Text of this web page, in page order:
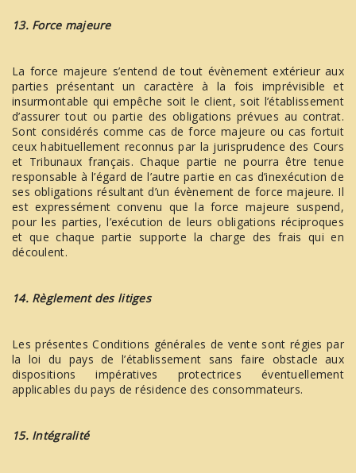
13. Force majeure
La force majeure s’entend de tout évènement extérieur aux
parties présentant un caractère à la fois imprévisible et
insurmontable qui empêche soit le client, soit l’établissement
d’assurer tout ou partie des obligations prévues au contrat.
Sont considérés comme cas de force majeure ou cas fortuit
ceux habituellement reconnus par la jurisprudence des Cours
et Tribunaux français. Chaque partie ne pourra être tenue
responsable à l’égard de l’autre partie en cas d’inexécution de
ses obligations résultant d’un évènement de force majeure. Il
est expressément convenu que la force majeure suspend,
pour les parties, l’exécution de leurs obligations réciproques
et que chaque partie supporte la charge des frais qui en
découlent.
14. Règlement des litiges
Les présentes Conditions générales de vente sont régies par
la loi du pays de l’établissement sans faire obstacle aux
dispositions impératives protectrices éventuellement
applicables du pays de résidence des consommateurs.
15. Intégralité